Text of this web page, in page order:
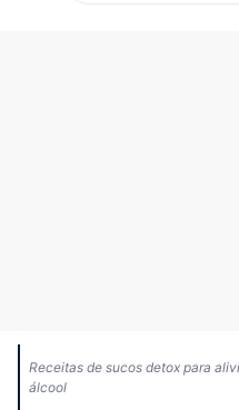
Receitas de sucos detox para
álcool